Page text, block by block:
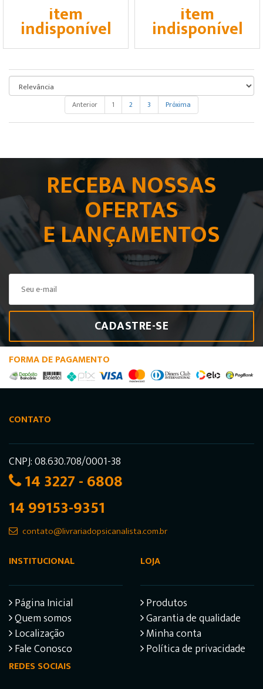
item
indisponível
item
indisponível
Anterior 1 2 3 Próxima
RECEBA NOSSAS
OFERTAS
E LANÇAMENTOS
CADASTRE-SE
FORMA DE PAGAMENTO
CONTATO
CNPJ: 08.630.708/0001-38
14 3227 - 6808
14 99153-9351
contato@livrariadopsicanalista.com.br
INSTITUCIONAL
Página Inicial
Quem somos
Localização
Fale Conosco
LOJA
Produtos
Garantia de qualidade
Minha conta
Política de privacidade
REDES SOCIAIS